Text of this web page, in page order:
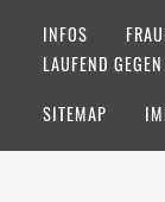
INFOS
LAUFEND
SITEMAP